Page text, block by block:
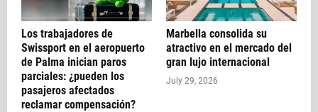
Los trabajadores de
Swissport en el aeropuerto
de Palma inician paros
parciales: ¿pueden los
pasajeros afectados
reclamar compensación?
Marbella consolida su
atractivo en el mercado del
gran lujo internacional
July 29, 2026